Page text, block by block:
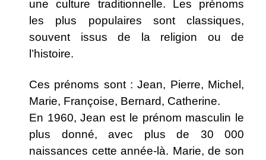
une culture traditionnelle. Les prénoms
les plus populaires sont classiques,
souvent issus de la religion ou de
l’histoire.
Ces prénoms sont : Jean, Pierre, Michel,
Marie, Françoise, Bernard, Catherine.
En 1960, Jean est le prénom masculin le
plus donné, avec plus de 30 000
naissances cette année-là. Marie, de son